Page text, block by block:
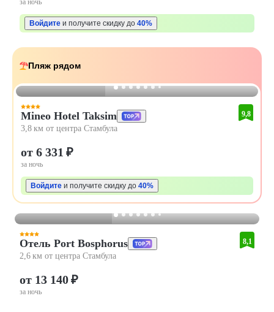
за ночь
Войдите и получите скидку до 40%
Пляж рядом
Mineo Hotel Taksim
3,8 км от центра Стамбула
9,8
от 6 331 ₽
за ночь
Войдите и получите скидку до 40%
Отель Port Bosphorus
2,6 км от центра Стамбула
8,1
от 13 140 ₽
за ночь